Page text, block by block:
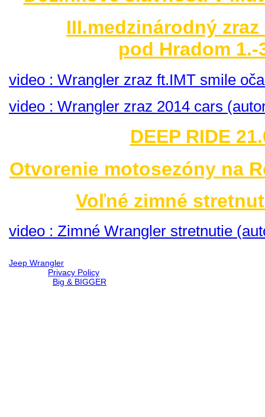
III.medzinárodný
pod Hradom 1.-
video : Wrangler zraz ft.IMT smile
video : Wrangler zraz 2014 cars
DEEP RIDE
Otvorenie motosezóny na
Voľné zimné
video : Zimné Wrangler stretnutie
Jeep Wrangler
Privacy Policy
Big & BIGGER